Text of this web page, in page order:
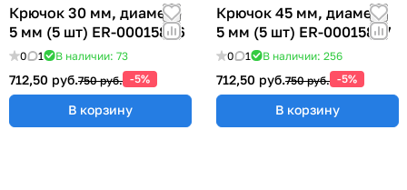
Крючок 30 мм, диаметр
5 мм (5 шт) ER-00015856
0 1 В наличии: 73
712,50 руб.750 руб. -5%
В корзину
Крючок 45 мм, диаметр
5 мм (5 шт) ER-00015857
0 1 В наличии: 256
712,50 руб.750 руб. -5%
В корзину